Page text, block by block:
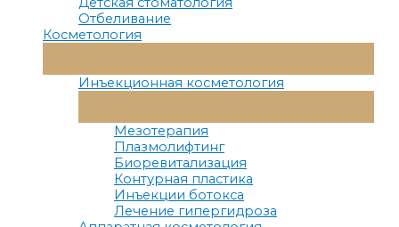
Отбеливание
Косметология
Меню
Инъекционная косметология
Меню
Мезотерапия
Плазмолифтинг
Биоревитализация
Контурная пластика
Инъекции ботокса
Лечение гипергидроза